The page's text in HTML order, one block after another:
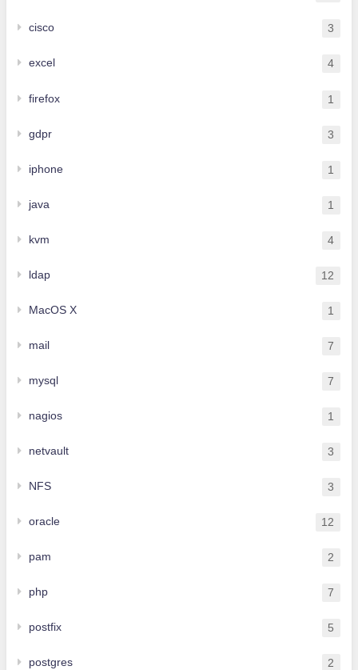
cisco 3
excel 4
firefox 1
gdpr 3
iphone 1
java 1
kvm 4
ldap 12
MacOS X 1
mail 7
mysql 7
nagios 1
netvault 3
NFS 3
oracle 12
pam 2
php 7
postfix 5
postgres 2